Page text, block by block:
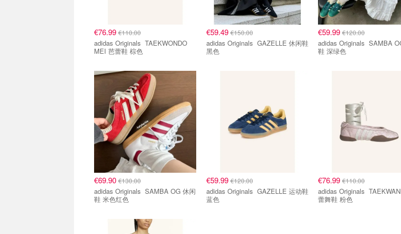
€76.99 €110.00
adidas Originals TAEKWONDO
MEI 芭蕾鞋 棕色
€59.49€150.00
adidas Originals GAZELLE 休闲鞋
黑色
€59.99 €120.00
adidas Originals SAMBA OG 运动
鞋 深绿色
€69.90 €130.00
adidas Originals SAMBA OG 休闲
鞋 米色红色
€59.99€120.00
adidas Originals GAZELLE 运动鞋
蓝色
€76.99 €110.00
adidas Originals TAEKWANDO 芭
蕾舞鞋 粉色